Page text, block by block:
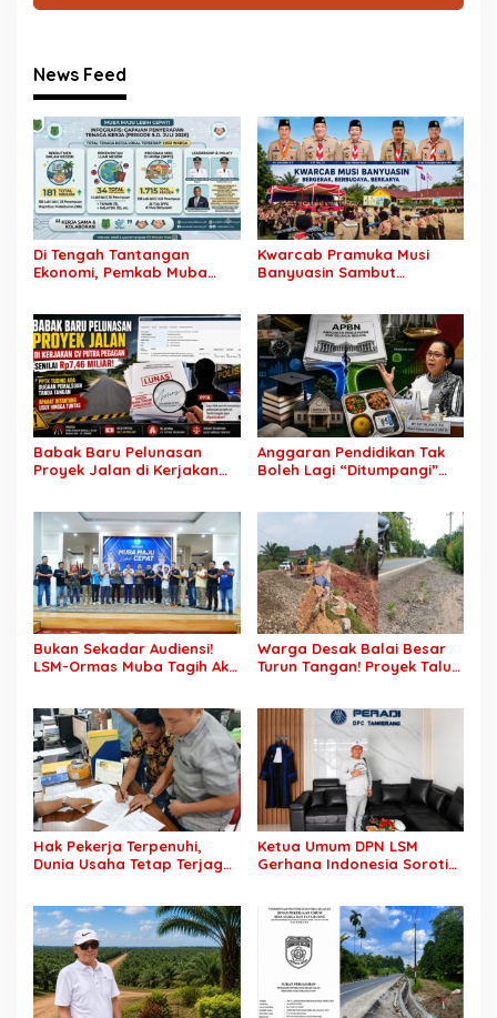
News Feed
Di Tengah Tantangan
Ekonomi, Pemkab Muba
Kwarcab Pramuka Musi
Banyuasin Sambut
Kini Buka Jalur Khusus
Rekrutmen TNI-Polri, 784
Garuda Siap Sambut
Peluang Emas
Babak Baru Pelunasan
Proyek Jalan di Kerjakan
Ada Dugaan Pemalsuan
Tanda Tangan, Aparat
Ditantang Usut Hingga
Tuntas
Anggaran Pendidikan Tak
Boleh Lagi “Ditumpangi”
Bukan Sekadar Audiensi!
LSM-Ormas Muba Tagih Aksi
Konflik Agraria
Warga Desak Balai Besar
Turun Tangan! Proyek Talut
Pekerjaan
Hak Pekerja Terpenuhi,
Dunia Usaha Tetap Terjaga:
Hubungan Industrial
Ketua Umum DPN LSM
Gerhana Indonesia Soroti
Tigaraksa, Pertanyakan
Legal Standing Lahan